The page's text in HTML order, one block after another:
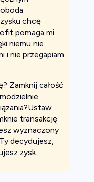
chcę
pomaga mi
niemu nie
i nie przegapiam
Zamknij całość
transakcję
wyznaczony
decydujesz,
zysk.